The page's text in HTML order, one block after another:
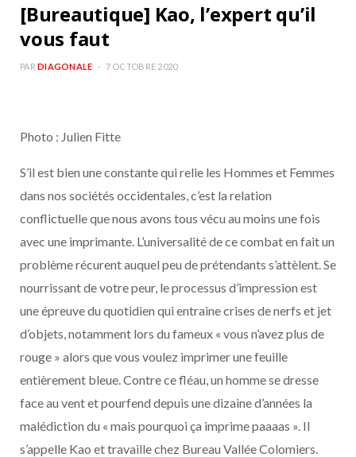
o g
[Bureautique] Kao, l’expert qu’il
vous faut
PAR DIAGONALE 7 OCTOBRE 2020
Photo : Julien Fitte
S’il est bien une constante qui relie les Hommes et Femmes
dans nos sociétés occidentales, c’est la relation
conflictuelle que nous avons tous vécu au moins une fois
avec une imprimante. L’universalité de ce combat en fait un
problème récurent auquel peu de prétendants s’attèlent. Se
nourrissant de votre peur, le processus d’impression est
une épreuve du quotidien qui entraine crises de nerfs et jet
d’objets, notamment lors du fameux « vous n’avez plus de
rouge » alors que vous voulez imprimer une feuille
entièrement bleue. Contre ce fléau, un homme se dresse
face au vent et pourfend depuis une dizaine d’années la
malédiction du « mais pourquoi ça imprime paaaas ». Il
s’appelle Kao et travaille chez Bureau Vallée Colomiers.